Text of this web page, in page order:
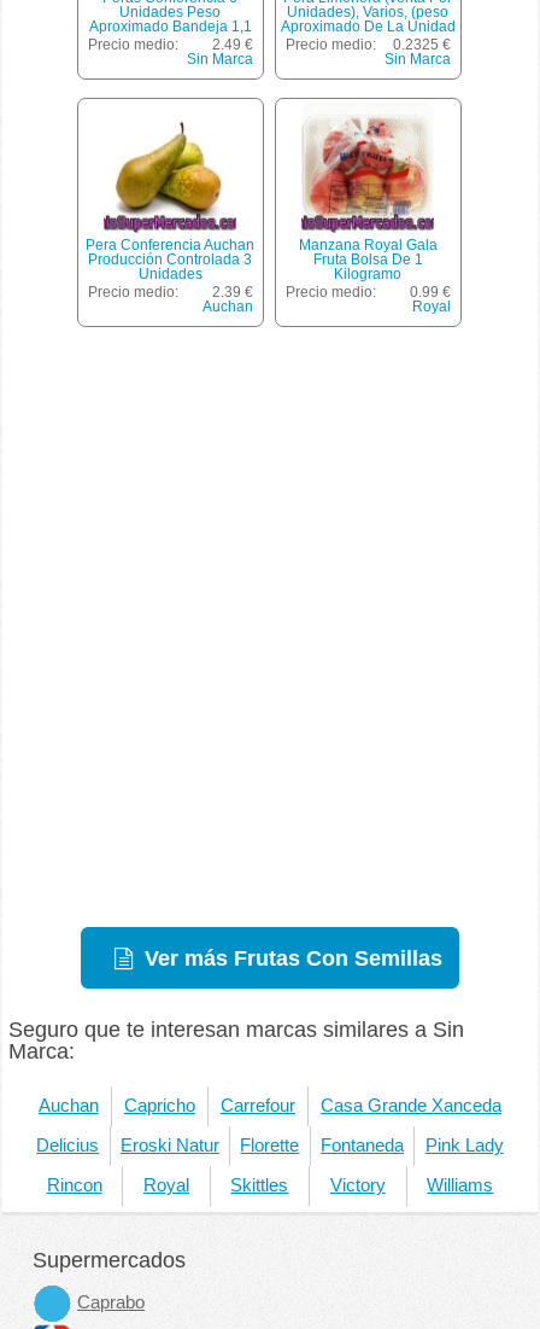
Unidades Peso
Aproximado Bandeja 1,1
Kg
Precio medio:
2.49 €
Sin Marca
Unidades), Varios, (peso
Aproximado De La Unidad
150 Gr)
Precio medio:
0.2325 €
Sin Marca
Pera Conferencia Auchan
Producción Controlada 3
Unidades
Precio medio:
2.39 €
Auchan
Manzana Royal Gala
Fruta Bolsa De 1
Kilogramo
Precio medio:
0.99 €
Royal
Ver más Frutas Con Semillas
Seguro que te interesan marcas similares a Sin
Marca:
Auchan Capricho Carrefour Casa Grande Xanceda
Delicius Eroski Natur Florette Fontaneda Pink Lady
Rincon Royal Skittles Victory Williams
Supermercados
Caprabo